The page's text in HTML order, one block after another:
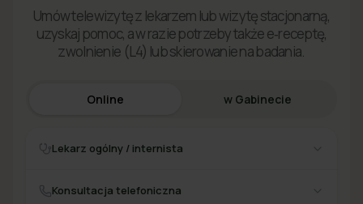
Umów telewizytę z lekarzem lub wizytę stacjonarną,
uzyskaj pomoc, a w razie potrzeby także e‑receptę,
zwolnienie (L4) lub skierowanie na badania.
Online w Gabinecie
Lekarz ogólny / internista
Konsultacja telefoniczna